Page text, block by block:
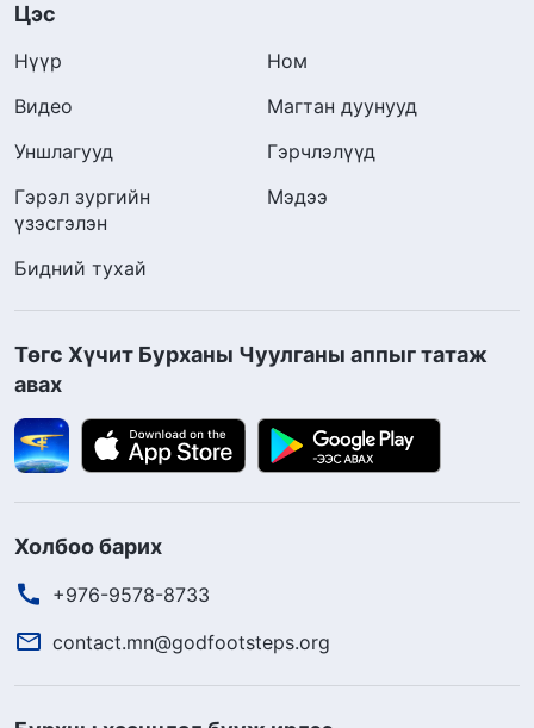
Цэс
Нүүр
Ном
Видео
Магтан дуунууд
Уншлагууд
Гэрчлэлүүд
Гэрэл зургийн
үзэсгэлэн
Мэдээ
Бидний тухай
Төгс Хүчит Бурханы Чуулганы аппыг татаж
авах
Холбоо барих
+976-9578-8733
contact.mn@godfootsteps.org